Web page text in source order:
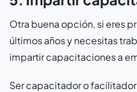
Otra buena opción, si eres
últimos años y necesitas
impartir capacitaciones a
Ser capacitador o